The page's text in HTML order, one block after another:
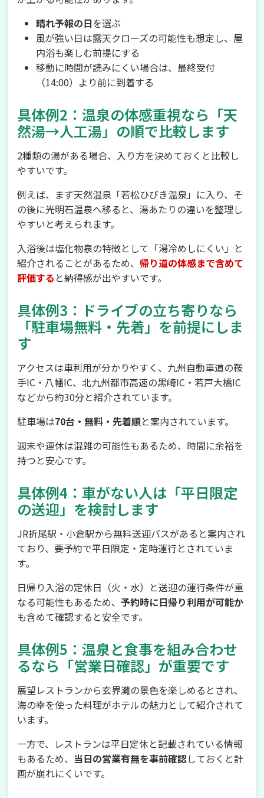
晴れ予報の日を選ぶ
風が強い日は露天クローズの可能性も想定し、屋
内浴も楽しむ前提にする
移動に時間が読みにくい場合は、最終受付
（14:00）より前に到着する
具体例2：温泉の体感重視なら「天
然湯→人工湯」の順で比較します
2種類の湯がある場合、入り方を決めておくと比較し
やすいです。
例えば、まず天然温泉「若松ひびき温泉」に入り、そ
の後に光明石温泉へ移ると、湯あたりの違いを整理し
やすいと考えられます。
入浴後は塩化物泉の特徴として「湯冷めしにくい」と
紹介されることがあるため、 帰り道の体感まで含めて
評価する と納得感が出やすいです。
具体例3：ドライブの立ち寄りなら
「駐車場無料・先着」を前提にしま
す
アクセスは車利用が分かりやすく、九州自動車道の鞍
手IC・八幡IC、北九州都市高速の黒崎IC・若戸大橋IC
などから約30分と紹介されています。
駐車場は70台・無料・先着順と案内されています。
週末や連休は混雑の可能性もあるため、時間に余裕を
持つと安心です。
具体例4：車がない人は「平日限定
の送迎」を検討します
JR折尾駅・小倉駅から無料送迎バスがあると案内され
ており、要予約で平日限定・定時運行とされていま
す。
日帰り入浴の定休日（火・水）と送迎の運行条件が重
なる可能性もあるため、 予約時に日帰り利用が可能か
も含めて確認すると安全です。
具体例5：温泉と食事を組み合わせ
るなら「営業日確認」が重要です
展望レストランから玄界灘の景色を楽しめるとされ、
海の幸を使った料理がホテルの魅力として紹介されて
います。
一方で、レストランは平日定休と記載されている情報
もあるため、 当日の営業有無を事前確認しておくと計
画が崩れにくいです。